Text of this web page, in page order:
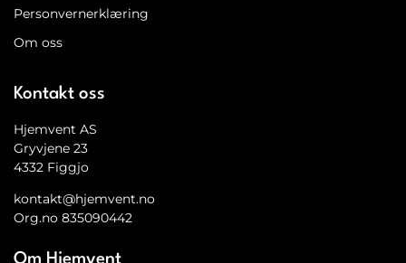
Personvernerklæring
Om oss
Kontakt oss
Hjemvent AS
Gryvjene 23
4332 Figgjo
kontakt@hjemvent.no
Org.no 835090442
Om Hjemvent